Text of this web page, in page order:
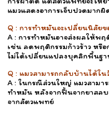
แมวแสดงอาการเจ็บปวดมา
Q : การทำหมันจะเปลี่ยนนิสัยข
A : การทำหมันอาจส่งผลให้พ
เช่น ลดพฤติกรรมก้าวร้าว หรือ
ไม่ได้เปลี่ยนแปลงบุคลิกพื้นฐา
Q : แมวสามารถกลับบ้านได้ใ
A : ในกรณีส่วนใหญ่ แมวสามา
ทำหมัน หลังจากฟื้นจากยาสล
จากสัตวแพทย์